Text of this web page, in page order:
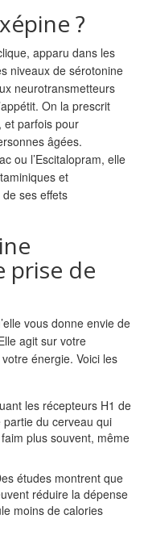
?
apparu dans les
niveaux de sérotonine
neurotransmetteurs
On la prescrit
et parfois pour
âgées.
ou l’Escitalopram, elle
et
ses effets
prise de
vous donne envie de
agit sur votre
énergie. Voici les
les récepteurs H1 de
partie du cerveau qui
plus souvent, même
études montrent que
réduire la dépense
moins de calories